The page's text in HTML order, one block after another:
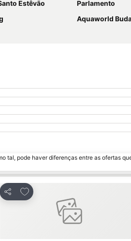
Estêvão
Parlamento
Aquaworld
tal, pode haver diferenças entre as ofertas
Partilhar
Adicionar aos favoritos